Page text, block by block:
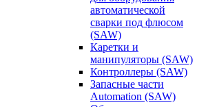
автоматической
сварки под флюсом
(SAW)
Каретки и
манипуляторы (SAW)
Контроллеры (SAW)
Запасные части
Automation (SAW)